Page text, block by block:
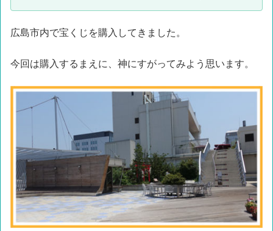
広島市内で宝くじを購入してきました。
今回は購入するまえに、神にすがってみよう思います。